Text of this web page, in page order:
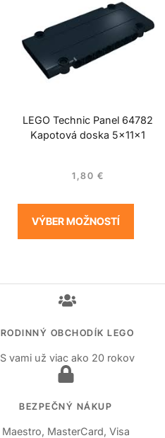
LEGO Technic Panel 64782
Kapotová doska 5x11x1
1,80 €
VÝBER MOŽNOSTÍ
RODINNÝ OBCHODÍK LEGO
S vami už viac ako 20 rokov
BEZPEČNÝ NÁKUP
Maestro, MasterCard, Visa